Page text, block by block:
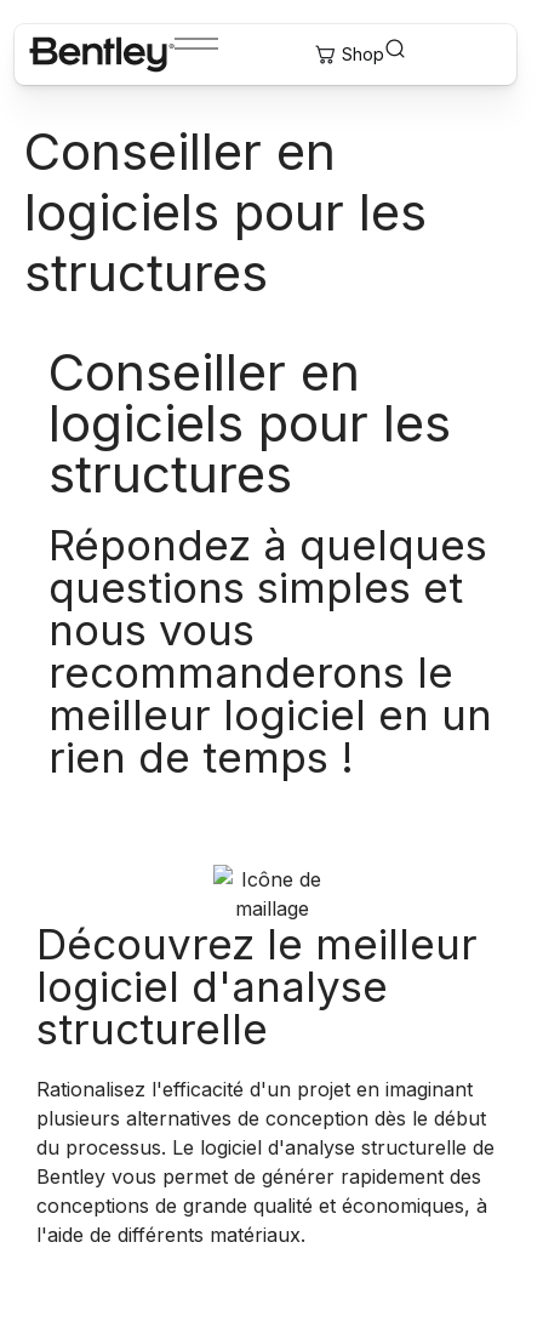
Conseiller en
logiciels pour les
structures
Conseiller en
logiciels pour les
structures
Répondez à quelques
questions simples et
nous vous
recommanderons le
meilleur logiciel en un
rien de temps !
Découvrez le meilleur
logiciel d'analyse
structurelle
Rationalisez l'efficacité d'un projet en imaginant
plusieurs alternatives de conception dès le début
du processus. Le logiciel d'analyse structurelle de
Bentley vous permet de générer rapidement des
conceptions de grande qualité et économiques, à
l'aide de différents matériaux.